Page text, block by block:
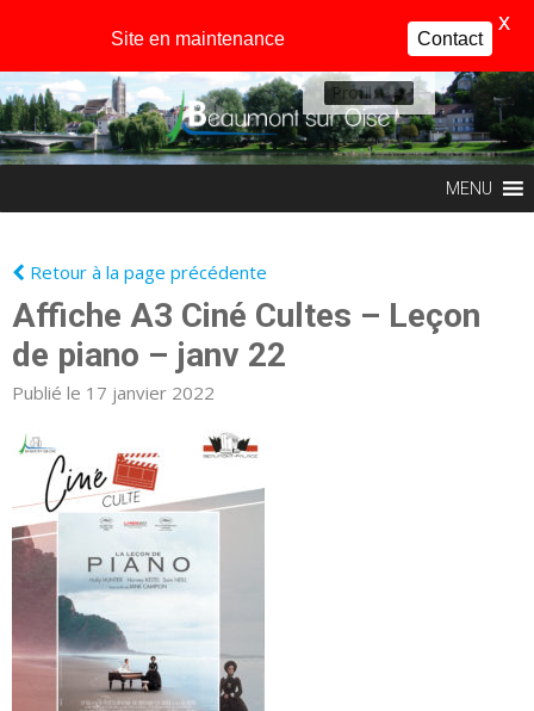
Profil
MENU
Retour à la page précédente
Affiche A3 Ciné Cultes – Leçon
de piano – janv 22
Publié le 17 janvier 2022
Site en maintenance Contact
X